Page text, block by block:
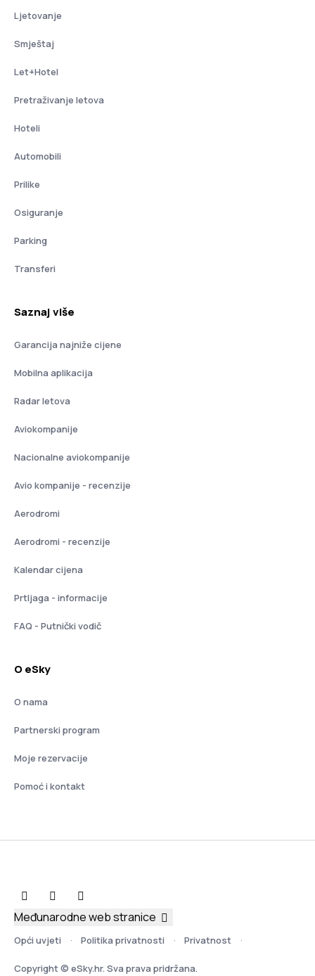
Ljetovanje
Smještaj
Let+Hotel
Pretraživanje letova
Hoteli
Automobili
Prilike
Osiguranje
Parking
Transferi
Saznaj više
Garancija najniže cijene
Mobilna aplikacija
Radar letova
Aviokompanije
Nacionalne aviokompanije
Avio kompanije - recenzije
Aerodromi
Aerodromi - recenzije
Kalendar cijena
Prtljaga - informacije
FAQ - Putnički vodič
O eSky
O nama
Partnerski program
Moje rezervacije
Pomoć i kontakt
Opći uvjeti Politika privatnosti Privatnost
Copyright © eSky.hr. Sva prava pridržana.
Međunarodne web stranice